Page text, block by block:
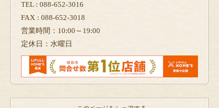
TEL : 088-652-3016
FAX : 088-652-3018
営業時間：10:00～19:00
定休日：水曜日